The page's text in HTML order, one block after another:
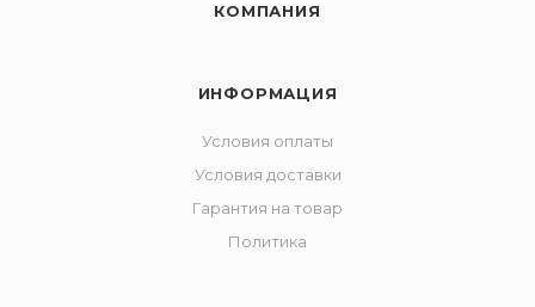
КОМПАНИЯ
ИНФОРМАЦИЯ
Условия оплаты
Условия доставки
Гарантия на товар
Политика